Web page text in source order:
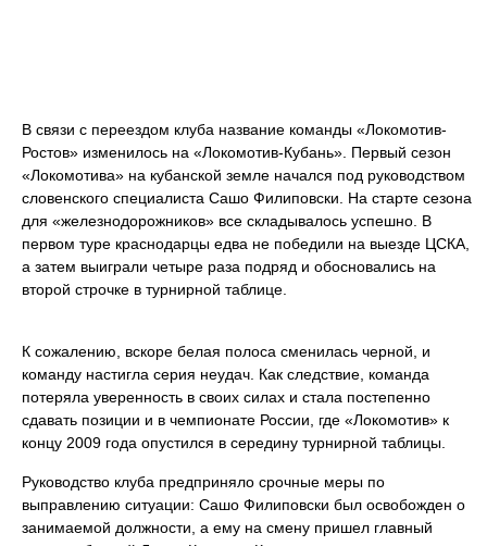
В связи с переездом клуба название команды «Локомотив-
Ростов» изменилось на «Локомотив-Кубань». Первый сезон
«Локомотива» на кубанской земле начался под руководством
словенского специалиста Сашо Филиповски. На старте сезона
для «железнодорожников» все складывалось успешно. В
первом туре краснодарцы едва не победили на выезде ЦСКА,
а затем выиграли четыре раза подряд и обосновались на
второй строчке в турнирной таблице.
К сожалению, вскоре белая полоса сменилась черной, и
команду настигла серия неудач. Как следствие, команда
потеряла уверенность в своих силах и стала постепенно
сдавать позиции и в чемпионате России, где «Локомотив» к
концу 2009 года опустился в середину турнирной таблицы.
Руководство клуба предприняло срочные меры по
выправлению ситуации: Сашо Филиповски был освобожден о
занимаемой должности, а ему на смену пришел главный